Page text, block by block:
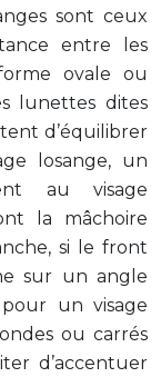
sont ceux
entre les
ovale ou
lunettes dites
d’équilibrer
losange, un
au visage
la mâchoire
si le front
sur un angle
un visage
ou carrés
d’accentuer